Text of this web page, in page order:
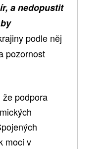
a nedopustit
podle něj
pozornost
podpora
moci v